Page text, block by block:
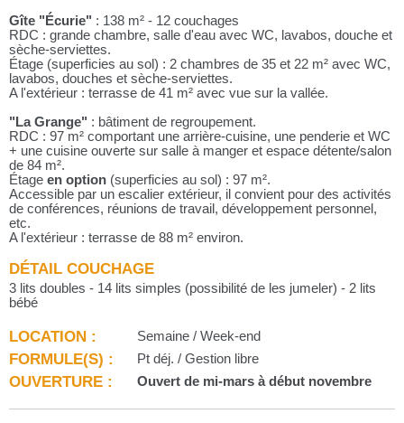
Gîte "Écurie" : 138 m² - 12 couchages
RDC : grande chambre, salle d'eau avec WC, lavabos, douche et
sèche-serviettes.
Étage (superficies au sol) : 2 chambres de 35 et 22 m² avec WC,
lavabos, douches et sèche-serviettes.
A l'extérieur : terrasse de 41 m² avec vue sur la vallée.
"La Grange" : bâtiment de regroupement.
RDC : 97 m² comportant une arrière-cuisine, une penderie et WC
+ une cuisine ouverte sur salle à manger et espace détente/salon
de 84 m².
Étage en option (superficies au sol) : 97 m².
Accessible par un escalier extérieur, il convient pour des activités
de conférences, réunions de travail, développement personnel,
etc.
A l'extérieur : terrasse de 88 m² environ.
DÉTAIL COUCHAGE
3 lits doubles - 14 lits simples (possibilité de les jumeler) - 2 lits
bébé
LOCATION : Semaine / Week-end
FORMULE(S) : Pt déj. / Gestion libre
OUVERTURE : Ouvert de mi-mars à début novembre